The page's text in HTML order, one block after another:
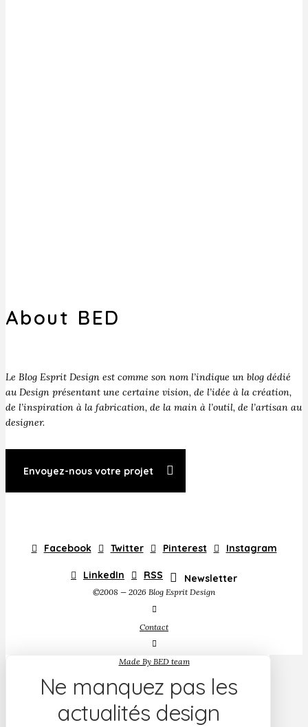
About BED
Le Blog Esprit Design est comme son nom l’indique un blog dédié
au Design présentant une certaine vision, de l’idée à la création,
de l’inspiration à la fabrication, de la main à l’outil, de l’artisan au
designer.
Envoyez-nous votre projet
Facebook Twitter Pinterest Instagram
LinkedIn RSS Newsletter
©2008 — 2026 Blog Esprit Design
Contact
Made By BED team
Ne manquez pas les
actualités design